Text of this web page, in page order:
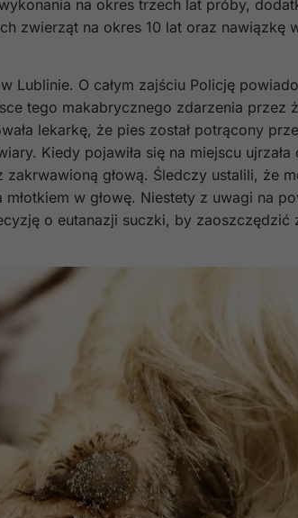
na okres trzech lat próby,
zwierząt na okres 10 lat oraz nawiązkę
Lublinie. O całym zajściu Policję
tego makabrycznego zdarzenia przez
lekarkę, że pies został potrącony
Kiedy pojawiła się na miejscu ujrzała
głową. Śledczy ustalili, że
w głowę. Niestety z uwagi na
o eutanazji suczki, by zaoszczędzić